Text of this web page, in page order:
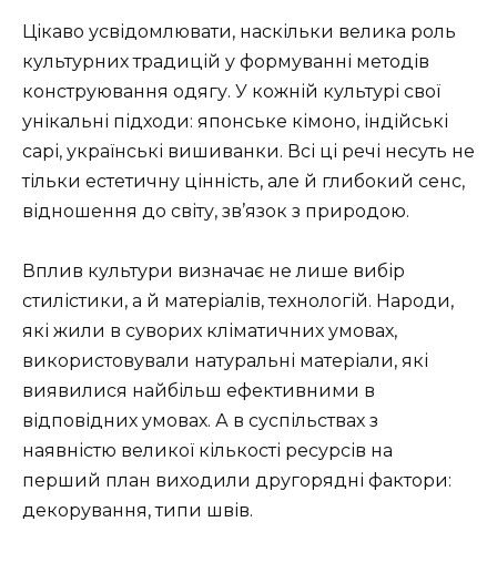
Цікаво усвідомлювати, наскільки велика роль
культурних традицій у формуванні методів
конструювання одягу. У кожній культурі свої
унікальні підходи: японське кімоно, індійські
сарі, українські вишиванки. Всі ці речі несуть не
тільки естетичну цінність, але й глибокий сенс,
відношення до світу, зв’язок з природою.
Вплив культури визначає не лише вибір
стилістики, а й матеріалів, технологій. Народи,
які жили в суворих кліматичних умовах,
використовували натуральні матеріали, які
виявилися найбільш ефективними в
відповідних умовах. А в суспільствах з
наявністю великої кількості ресурсів на
перший план виходили другорядні фактори:
декорування, типи швів.